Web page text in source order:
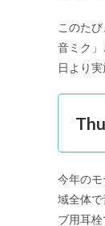
このた
音ミク
日より実
今年の
域全体
ブ用耳